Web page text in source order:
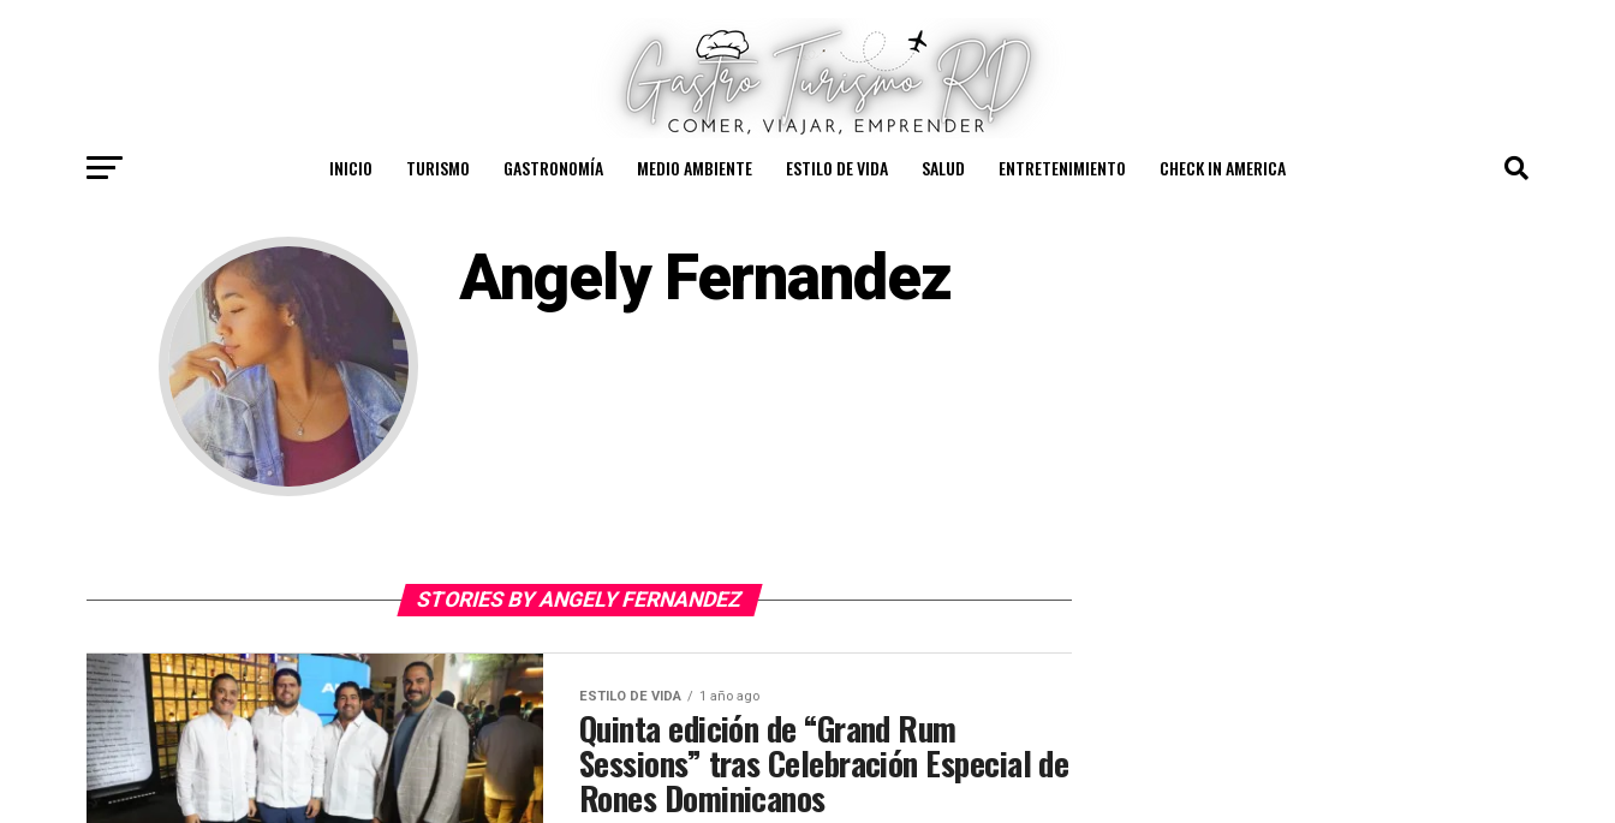
INICIO TURISMO GASTRONOMÍA MEDIO AMBIENTE ESTILO DE VIDA SALUD ENTRETENIMIENTO CHECK IN AMERICA
Angely Fernandez
STORIES BY ANGELY FERNANDEZ
ESTILO DE VIDA 1 año ago
Quinta edición de “Grand Rum
Sessions” tras Celebración Especial de
Rones Dominicanos